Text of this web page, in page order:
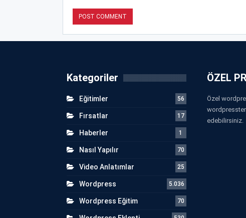
Kategoriler
Eğitimler 56
Fırsatlar 17
Haberler 1
Nasıl Yapılır 70
Video Anlatımlar 25
Wordpress 5.036
Wordpress Eğitim 70
ÖZEL
Özel
edebilirsiniz.